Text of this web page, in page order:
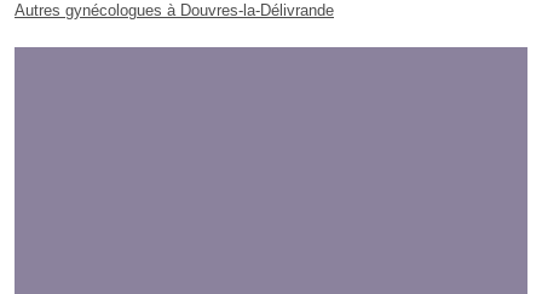
Autres gynécologues à Douvres-la-Délivrande